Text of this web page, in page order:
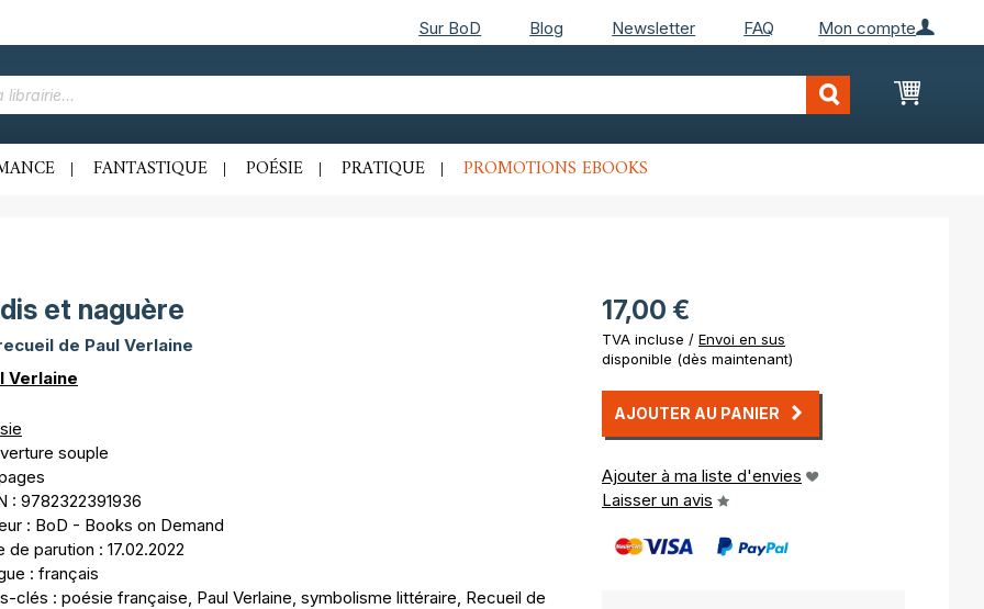
Mon compte
Sur BoD Blog Newsletter FAQ
Mon
FANTASTIQUE POÉSIE PRATIQUE PROMOTIONS EBOOKS
et naguère
de Paul Verlaine
Verlaine
souple
: 9782322391936
: BoD - Books on Demand
de parution : 17.02.2022
: français
clés : poésie française, Paul Verlaine, symbolisme littéraire, Recueil de
17,00 €
TVA incluse / Envoi en sus
disponible (dès maintenant)
AJOUTER AU PANIER
Ajouter à ma liste d'envies
Laisser un avis